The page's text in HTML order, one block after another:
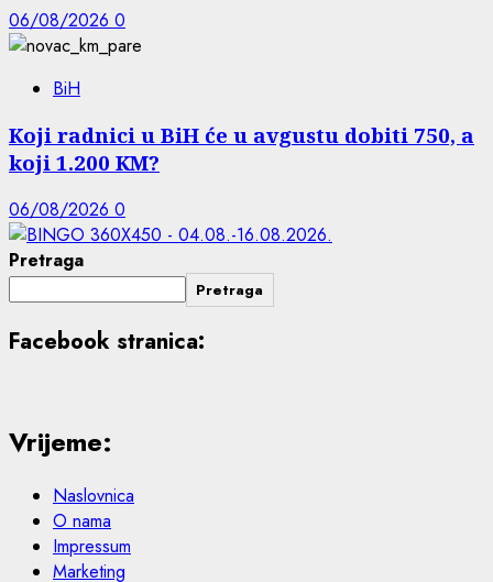
06/08/2026 0
BiH
Koji radnici u BiH će u avgustu dobiti 750, a
koji 1.200 KM?
06/08/2026 0
Pretraga
Pretraga
Facebook stranica:
Vrijeme:
Naslovnica
O nama
Impressum
Marketing